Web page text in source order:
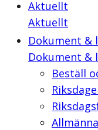
Aktuellt
Aktuellt
Dokument &
Dokument &
Beställ